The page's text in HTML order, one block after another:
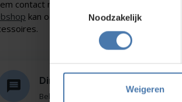
Toestemmingsselectie
Noodzakelijk
Weigeren
contact met ons op of of bezoek onze
kan ook. Ontdek ons assortiment aan
Direct en snel contact
Bel Whatsapp of mail